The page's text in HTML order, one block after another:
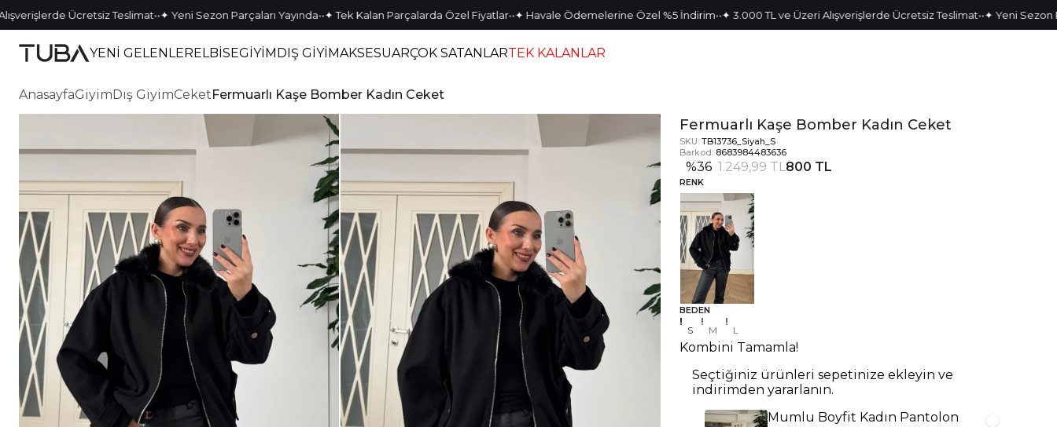
Ücretsiz Teslimat••✦ Yeni Sezon Parçaları Yayında••✦ Tek Kalan Parçalarda Özel Fiyatlar••✦ Havale Ödemelerine Özel %5 İndirim••✦ 3.000 TL ve Üzeri Alışverişlerde Ücretsiz Teslimat••✦ Yeni Sezon
YENİ GELENLERELBİSEGİYİMDIŞ GİYİMAKSESUARÇOK SATANLARTEK KALANLAR
AnasayfaGiyimDış GiyimCeketFermuarlı Kaşe Bomber Kadın Ceket
Fermuarlı Kaşe Bomber Kadın Ceket
SKU: TB13736_Siyah_S
Barkod: 8683984483636
%36 1.249,99 TL800 TL
RENK
BEDEN
S M L
Kombini Tamamla!
Seçtiğiniz ürünleri sepetinize ekleyin ve
indirimden yararlanın.
Mumlu Boyfit Kadın Pantolon